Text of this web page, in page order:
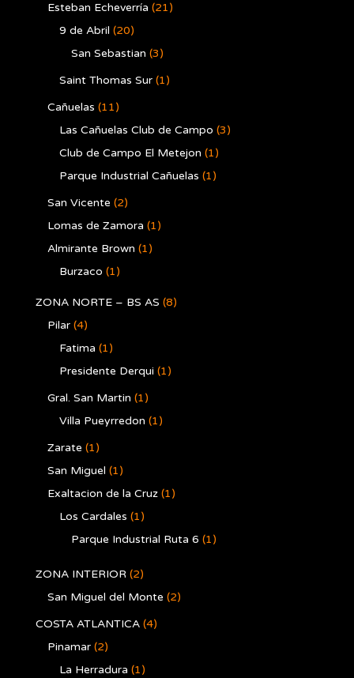
Esteban Echeverría (21)
9 de Abril (20)
San Sebastian (3)
Saint Thomas Sur (1)
Cañuelas (11)
Las Cañuelas Club de Campo (3)
Club de Campo El Metejon (1)
Parque Industrial Cañuelas (1)
San Vicente (2)
Lomas de Zamora (1)
Almirante Brown (1)
Burzaco (1)
ZONA NORTE – BS AS (8)
Pilar (4)
Fatima (1)
Presidente Derqui (1)
Gral. San Martin (1)
Villa Pueyrredon (1)
Zarate (1)
San Miguel (1)
Exaltacion de la Cruz (1)
Los Cardales (1)
Parque Industrial Ruta 6 (1)
ZONA INTERIOR (2)
San Miguel del Monte (2)
COSTA ATLANTICA (4)
Pinamar (2)
La Herradura (1)